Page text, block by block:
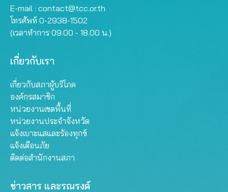
E-mail : contact@tcc.or.th
โทรศัพท์ 0-2938-1502
(เวลาทำการ 09.00 - 18.00 น.)
เกี่ยวกับเรา
เกี่ยวกับสภาผู้บริโภค
องค์กรสมาชิก
หน่วยงานเขตพื้นที่
หน่วยงานประจำจังหวัด
แจ้งเบาะแสและร้องทุกข์
แจ้งเตือนภัย
ติดต่อสำนักงานสภา
ข่าวสาร และรณรงค์